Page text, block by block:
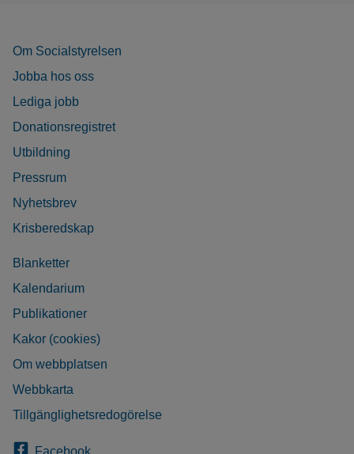
Om Socialstyrelsen
Jobba hos oss
Lediga jobb
Donationsregistret
Utbildning
Pressrum
Nyhetsbrev
Krisberedskap
Blanketter
Kalendarium
Publikationer
Kakor (cookies)
Om webbplatsen
Webbkarta
Tillgänglighetsredogörelse
Facebook